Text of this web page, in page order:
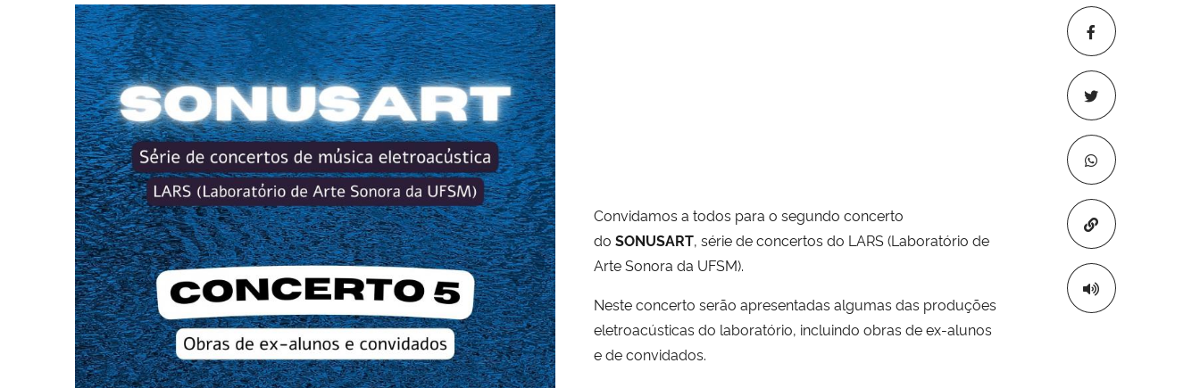
Copiar para
Convidamos a todos para o segundo concerto
doSONUSART, série de concertos do LARS (Laboratório de
Arte Sonora da UFSM).
Neste concerto serão apresentadas algumas das produções
eletroacústicas do laboratório, incluindo obras de ex-alunos
e de convidados.